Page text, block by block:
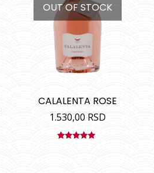
OUT OF STOCK
CALALENTA ROSE
1.530,00 RSD